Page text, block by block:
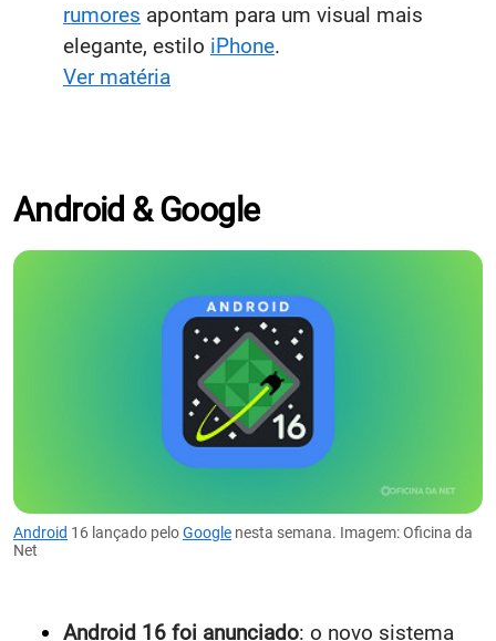
rumores apontam para um visual mais
elegante, estilo iPhone.
Ver matéria
Android & Google
Android 16 lançado peloGoogle nesta semana. Imagem: Oficina da
Net
Android 16 foi anunciado: o novo sistema